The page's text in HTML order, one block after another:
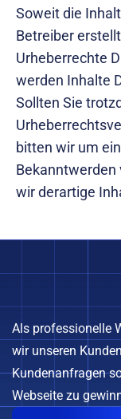
Soweit die
Betreiber
Urheberrechte
werden Inhalte
Sollten Sie
bitten wir um
Bekanntwerden
wir derartige
Als professionelle
wir unseren
Kundenanfragen
Webseite zu